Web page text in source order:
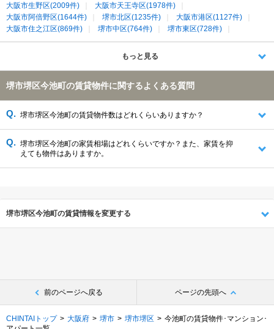
大阪市生野区(2009件)
大阪市天王寺区(1978件)
大阪市阿倍野区(1644件)
堺市北区(1235件)
大阪市港区(1127件)
大阪市住之江区(869件)
堺市中区(764件)
堺市東区(728件)
堺市西区(713件)
大阪狭山市(668件)
富田林市(599件)
泉大津市(535件)
泉北郡忠岡町(72件)
もっと見る
堺市堺区今池町の賃貸物件に関するよくある質問
堺市堺区今池町の賃貸物件数はどれくらいありますか？
堺市堺区今池町の家賃相場はどれくらいですか？また、家賃を抑
えても物件はありますか。
堺市堺区今池町の賃貸情報を変更する
前のページへ戻る ページの先頭へ
CHINTAIトップ 大阪府 堺市 堺市堺区
今池町の賃貸物件･マンション･